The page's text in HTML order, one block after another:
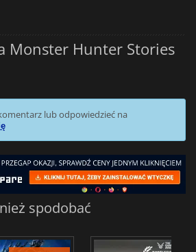
Monster Hunter Stories
lub odpowiedzieć na
spodobać